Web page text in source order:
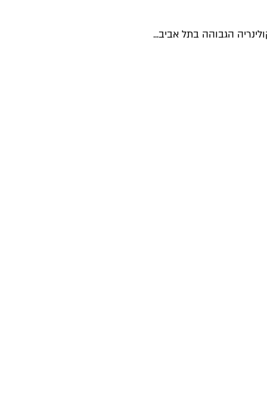
הגבוהה בתל אביב...